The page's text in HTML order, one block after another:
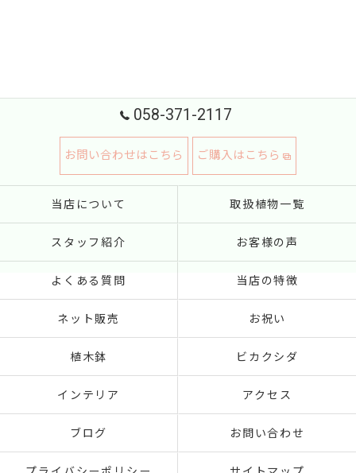
058-371-2117
お問い合わせはこちら ご購入はこちら
当店について 取扱植物一覧
スタッフ紹介 お客様の声
よくある質問 当店の特徴
ネット販売 お祝い
植木鉢 ビカクシダ
インテリア アクセス
ブログ お問い合わせ